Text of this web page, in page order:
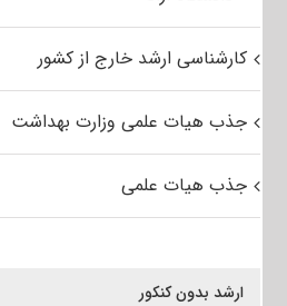
کارشناسی ارشد خارج از کشور
جذب هیات علمی وزارت بهداشت
جذب هیات علمی
ارشد بدون کنکور